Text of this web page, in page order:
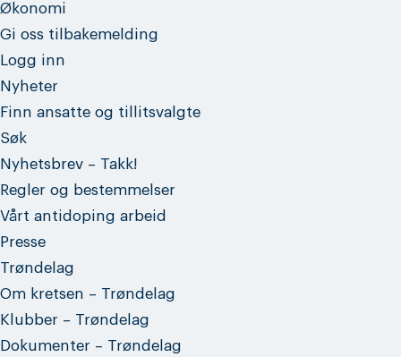
Økonomi
Gi oss tilbakemelding
Logg inn
Nyheter
Finn ansatte og tillitsvalgte
Søk
Nyhetsbrev – Takk!
Regler og bestemmelser
Vårt antidoping arbeid
Presse
Trøndelag
Om kretsen – Trøndelag
Klubber – Trøndelag
Dokumenter – Trøndelag